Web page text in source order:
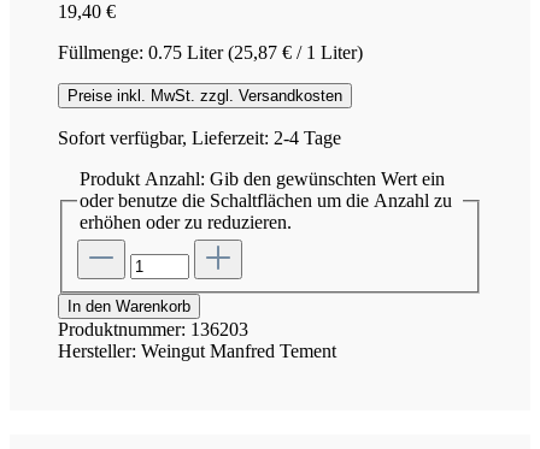
19,40 €
Füllmenge: 0.75 Liter(25,87 € / 1 Liter)
Preise inkl. MwSt. zzgl. Versandkosten
Sofort verfügbar, Lieferzeit: 2-4 Tage
Produkt Anzahl: Gib den gewünschten Wert ein
oder benutze die Schaltflächen um die Anzahl zu
erhöhen oder zu reduzieren.
In den Warenkorb
Produktnummer: 136203
Hersteller: Weingut Manfred Tement